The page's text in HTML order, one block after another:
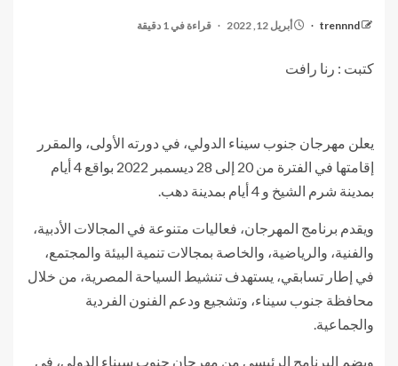
trennnd أبريل 12, 2022 قراءة في 1 دقيقة
كتبت : رنا رافت
يعلن مهرجان جنوب سيناء الدولي، في دورته الأولى، والمقرر
إقامتها في الفترة من 20 إلى 28 ديسمبر 2022 بواقع 4 أيام
بمدينة شرم الشيخ و 4 أيام بمدينة دهب.
ويقدم برنامج المهرجان، فعاليات متنوعة في المجالات الأدبية،
والفنية، والرياضية، والخاصة بمجالات تنمية البيئة والمجتمع،
في إطار تسابقي، يستهدف تنشيط السياحة المصرية، من خلال
محافظة جنوب سيناء، وتشجيع ودعم الفنون الفردية
والجماعية.
ويضم البرنامج الرئيسي من مهرجان جنوب سيناء الدولي، في